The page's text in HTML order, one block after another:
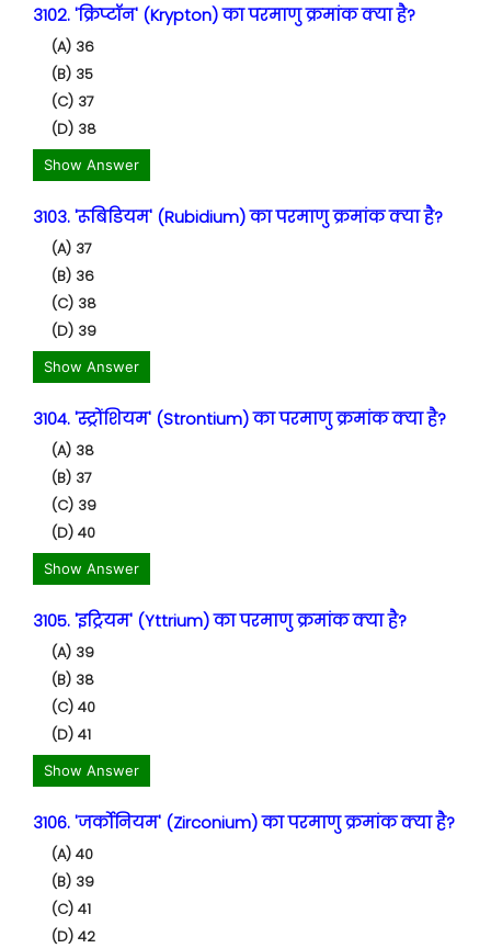
3102. 'क्रिप्टॉन' (Krypton) का परमाणु क्रमांक क्या है?
(A) 36
(B) 35
(C) 37
(D) 38
Show Answer
3103. 'रूबिडियम' (Rubidium) का परमाणु क्रमांक क्या है?
(A) 37
(B) 36
(C) 38
(D) 39
Show Answer
3104. 'स्ट्रोंशियम' (Strontium) का परमाणु क्रमांक क्या है?
(A) 38
(B) 37
(C) 39
(D) 40
Show Answer
3105. 'इट्रियम' (Yttrium) का परमाणु क्रमांक क्या है?
(A) 39
(B) 38
(C) 40
(D) 41
Show Answer
3106. 'जर्कोनियम' (Zirconium) का परमाणु क्रमांक क्या है?
(A) 40
(B) 39
(C) 41
(D) 42